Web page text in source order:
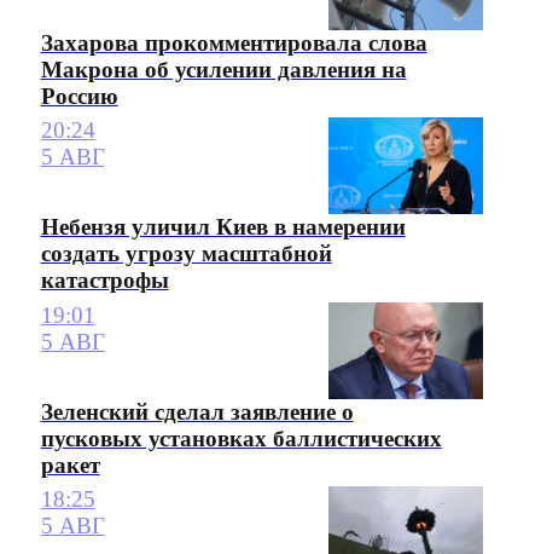
Захарова прокомментировала слова
Макрона об усилении давления на
Россию
20:24
5 АВГ
Небензя уличил Киев в намерении
создать угрозу масштабной
катастрофы
19:01
5 АВГ
Зеленский сделал заявление о
пусковых установках баллистических
ракет
18:25
5 АВГ